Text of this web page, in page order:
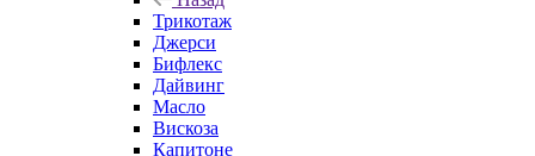
Трикотаж
Джерси
Бифлекс
Дайвинг
Масло
Вискоза
Капитоне